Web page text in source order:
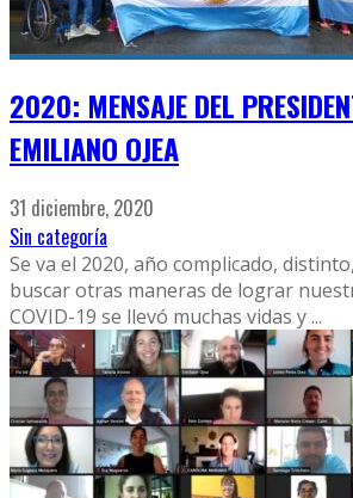
2020: MENSAJE DEL
EMILIANO OJEA
31 diciembre, 2020
Sin categoría
Se va el 2020, año complicado,
buscar otras maneras de lograr
COVID-19 se llevó muchas vidas y...